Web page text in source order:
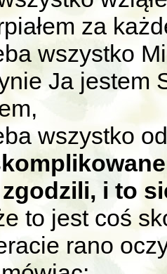
za
wszystko
Ja jestem
wszystko
i to
to jest coś
rano